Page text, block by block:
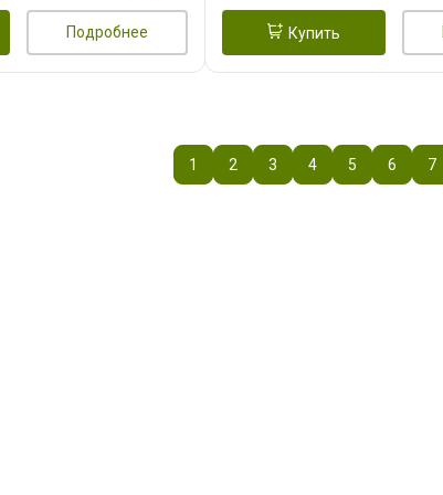
Подробнее Купить
1 2 3 4 5 6 7